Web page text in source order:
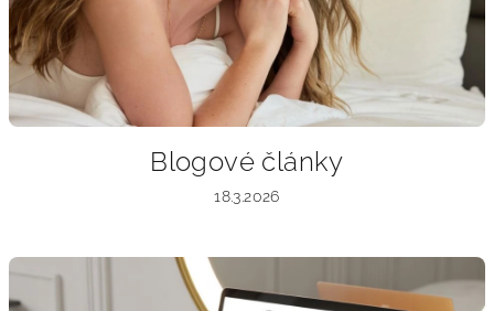
Blogové články
18.3.2026